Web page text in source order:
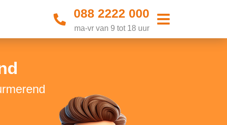
088 2222 000
ma-vr van 9 tot 18 uur